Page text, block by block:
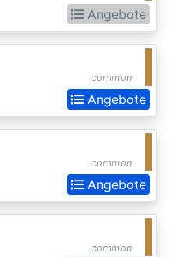
Angebote
common
Angebote
common
Angebote
common